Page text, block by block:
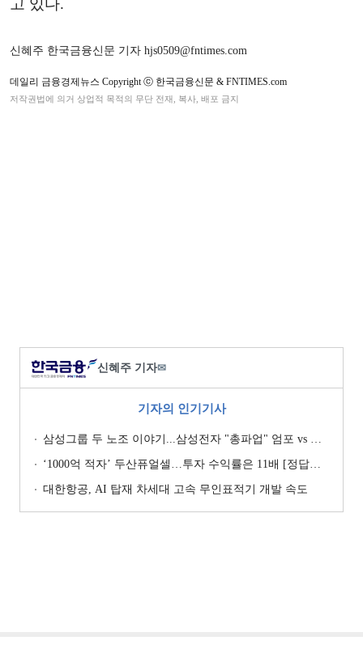
고 있다.
신혜주 한국금융신문 기자 hjs0509@fntimes.com
데일리 금융경제뉴스 Copyright ⓒ 한국금융신문 & FNTIMES.com
저작권법에 의거 상업적 목적의 무단 전재, 복사, 배포 금지
신혜주 기자✉
기자의 인기기사
삼성그룹 두 노조 이야기...삼성전자 "총파업" 엄포 vs 삼성重 '노사 원팀' 자처
‘1000억 적자’ 두산퓨얼셀…투자 수익률은 11배 [정답은 TSR]
대한항공, AI 탑재 차세대 고속 무인표적기 개발 속도